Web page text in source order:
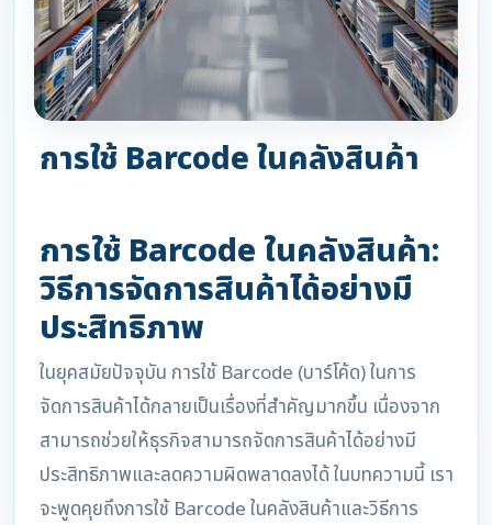
การใช้ Barcode ในคลังสินค้า
การใช้ Barcode ในคลังสินค้า:
วิธีการจัดการสินค้าได้อย่างมี
ประสิทธิภาพ
ในยุคสมัยปัจจุบัน การใช้ Barcode (บาร์โค้ด) ในการ
จัดการสินค้าได้กลายเป็นเรื่องที่สำคัญมากขึ้น เนื่องจาก
สามารถช่วยให้ธุรกิจสามารถจัดการสินค้าได้อย่างมี
ประสิทธิภาพและลดความผิดพลาดลงได้ ในบทความนี้ เรา
จะพูดคุยถึงการใช้ Barcode ในคลังสินค้าและวิธีการ